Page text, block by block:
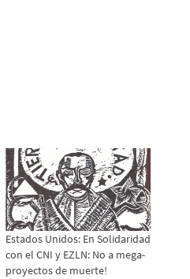
Estados Unidos: En Solidaridad
con el CNI y EZLN: No a mega-
proyectos de muerte!